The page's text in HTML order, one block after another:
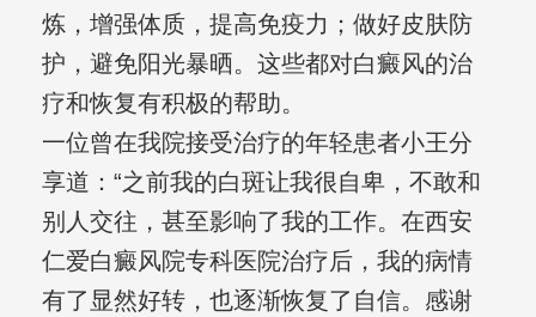
炼，增强体质，提高免疫力；做好皮肤防
护，避免阳光暴晒。这些都对白癜风的治
疗和恢复有积极的帮助。
一位曾在我院接受治疗的年轻患者小王分
享道：“之前我的白斑让我很自卑，不敢和
别人交往，甚至影响了我的工作。在西安
仁爱白癜风院专科医院治疗后，我的病情
有了显然好转，也逐渐恢复了自信。感谢